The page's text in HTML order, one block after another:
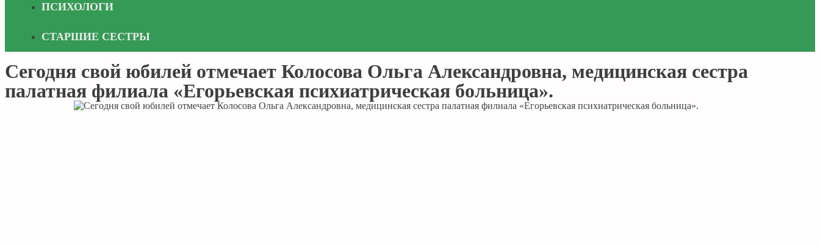
ПСИХОЛОГИ
СТАРШИЕ СЕСТРЫ
Сегодня свой юбилей отмечает Колосова Ольга Александровна, медицинская сестра
палатная филиала «Егорьевская психиатрическая больница».